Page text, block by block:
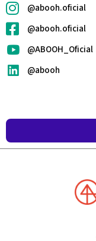
@abooh.oficial
@abooh.oficial
@ABOOH_Oficial
@abooh